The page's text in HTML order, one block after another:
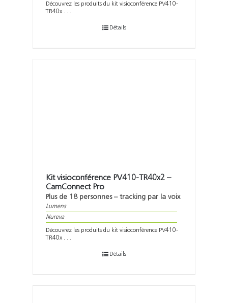
Découvrez les produits du kit visioconférence PV410-
TR40x . . .
Détails
Kit visioconférence PV410-TR40x2 –
CamConnect Pro
Plus de 18 personnes – tracking par la voix
Lumens
Nureva
Découvrez les produits du kit visioconférence PV410-
TR40x . . .
Détails